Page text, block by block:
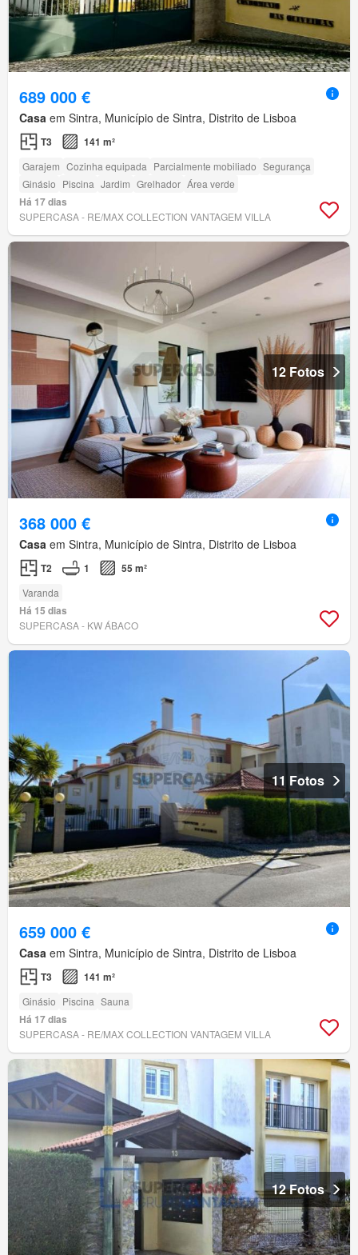
689 000 €
Casa em Sintra, Município de Sintra, Distrito de Lisboa
T3 141 m²
Garajem Cozinha equipada Parcialmente mobiliado Segurança
Ginásio Piscina Jardim Grelhador Área verde
Há 17 dias
SUPERCASA - RE/MAX COLLECTION VANTAGEM VILLA
12 Fotos
368 000 €
Casa em Sintra, Município de Sintra, Distrito de Lisboa
T2 1 55 m²
Varanda
Há 15 dias
SUPERCASA - KW ÁBACO
11 Fotos
659 000 €
Casa em Sintra, Município de Sintra, Distrito de Lisboa
T3 141 m²
Ginásio Piscina Sauna
Há 17 dias
SUPERCASA - RE/MAX COLLECTION VANTAGEM VILLA
12 Fotos